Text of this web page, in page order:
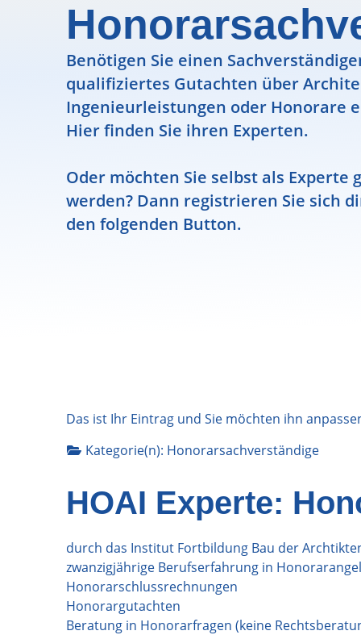
Benötigen Sie einen
qualifiziertes Gutachten über
Ingenieurleistungen oder Honorare
Hier finden Sie ihren Experten.
Oder möchten Sie selbst als Experte
werden? Dann registrieren Sie sich
den folgenden Button.
Das ist Ihr Eintrag und Sie möchten ihn
Kategorie(n): Honorarsachverständige
HOAI Experte:
durch das Institut Fortbildung Bau der
zwanzigjährige Berufserfahrung in
Honorarschlussrechnungen
Honorargutachten
Beratung in Honorarfragen (keine